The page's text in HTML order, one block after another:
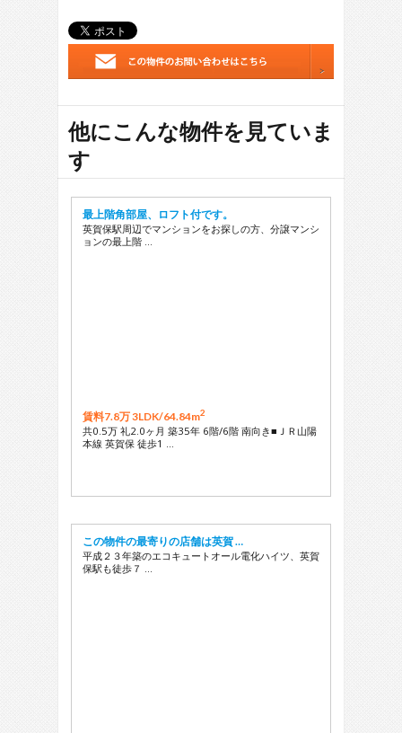
他にこんな物件を見ていま
す
最上階角部屋、ロフト付です。
英賀保駅周辺でマンションをお探しの方、分譲マンシ
ョンの最上階 …
賃料7.8万 3LDK/64.84m2
共0.5万 礼2.0ヶ月 築35年 6階/6階 南向き■ＪＲ山陽
本線 英賀保 徒歩1 …
この物件の最寄りの店舗は英賀 …
平成２３年築のエコキュートオール電化ハイツ、英賀
保駅も徒歩７ …